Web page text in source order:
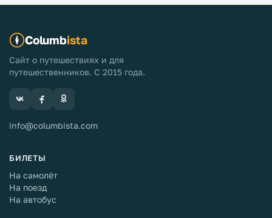
Columbista
Сайт о путешествиях и для
путешественников. С 2015 года.
info@columbista.com
БИЛЕТЫ
На самолёт
На поезд
На автобус